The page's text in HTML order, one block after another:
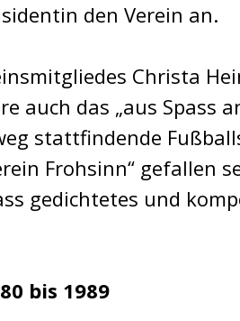
den Verein an.
Christa
auch das „aus Spass
stattfindende
Frohsinn“ gefallen
gedichtetes und
bis 1989